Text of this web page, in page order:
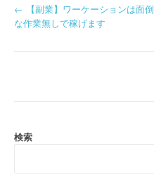
P
a
← 【副業】ワーケーションは面倒
な作業無しで稼げます
検索